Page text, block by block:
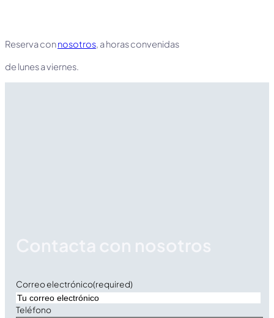
Reserva connosotros, a horas convenidas
de lunes a viernes.
Correo electrónico(required)
Teléfono